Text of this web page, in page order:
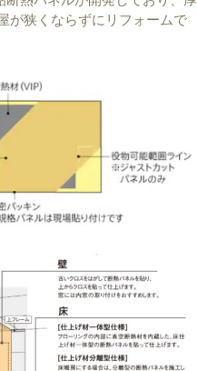
が狭くならずにリフォームで